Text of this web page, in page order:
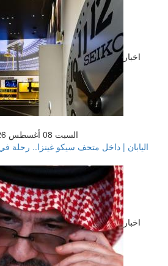
اخبار
السبت 08 أغسطس 2026 12:00 صباحاً
اليابان | داخل متحف سيكو غينزا.. رحلة
اخبار